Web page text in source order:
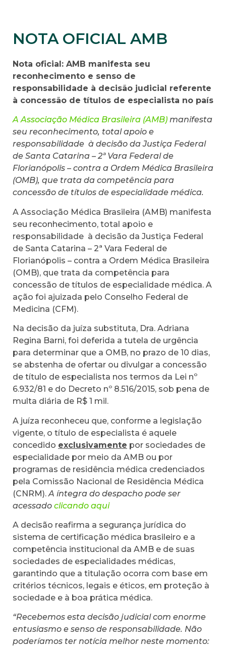
NOTA OFICIAL AMB
Nota oficial: AMB manifesta seu
reconhecimento e senso de
responsabilidade à decisão judicial referente
à concessão de títulos de especialista no país
A Associação Médica Brasileira (AMB) manifesta
seu reconhecimento, total apoio e
responsabilidade à decisão da Justiça Federal
de Santa Catarina – 2ª Vara Federal de
Florianópolis – contra a Ordem Médica Brasileira
(OMB), que trata da competência para
concessão de títulos de especialidade médica.
A Associação Médica Brasileira (AMB) manifesta
seu reconhecimento, total apoio e
responsabilidade à decisão da Justiça Federal
de Santa Catarina – 2ª Vara Federal de
Florianópolis – contra a Ordem Médica Brasileira
(OMB), que trata da competência para
concessão de títulos de especialidade médica. A
ação foi ajuizada pelo Conselho Federal de
Medicina (CFM).
Na decisão da juíza substituta, Dra. Adriana
Regina Barni, foi deferida a tutela de urgência
para determinar que a OMB, no prazo de 10 dias,
se abstenha de ofertar ou divulgar a concessão
de título de especialista nos termos da Lei nº
6.932/81 e do Decreto nº 8.516/2015, sob pena de
multa diária de R$ 1 mil.
A juíza reconheceu que, conforme a legislação
vigente, o título de especialista é aquele
concedido exclusivamente por sociedades de
especialidade por meio da AMB ou por
programas de residência médica credenciados
pela Comissão Nacional de Residência Médica
(CNRM). A íntegra do despacho pode ser
acessado clicando aqui
A decisão reafirma a segurança jurídica do
sistema de certificação médica brasileiro e a
competência institucional da AMB e de suas
sociedades de especialidades médicas,
garantindo que a titulação ocorra com base em
critérios técnicos, legais e éticos, em proteção à
sociedade e à boa prática médica.
“Recebemos esta decisão judicial com enorme
entusiasmo e senso de responsabilidade. Não
poderíamos ter notícia melhor neste momento: